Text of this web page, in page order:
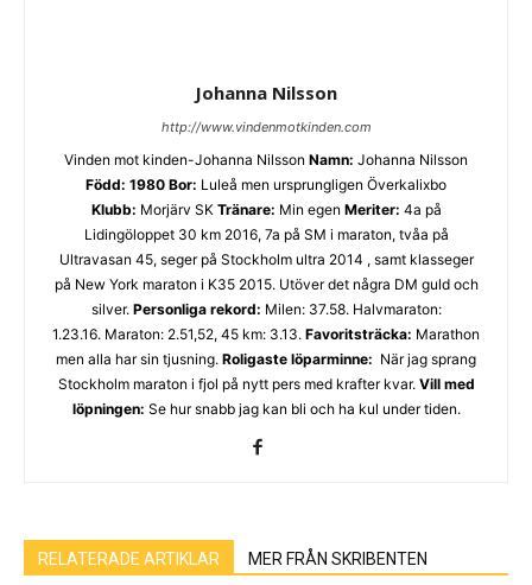
Johanna Nilsson
http://www.vindenmotkinden.com
Vinden mot kinden-Johanna Nilsson Namn: Johanna Nilsson
Född: 1980 Bor: Luleå men ursprungligen Överkalixbo
Klubb: Morjärv SK Tränare: Min egen Meriter: 4a på
Lidingöloppet 30 km 2016, 7a på SM i maraton, tvåa på
Ultravasan 45, seger på Stockholm ultra 2014 , samt klasseger
på New York maraton i K35 2015. Utöver det några DM guld och
silver. Personliga rekord: Milen: 37.58. Halvmaraton:
1.23.16. Maraton: 2.51,52, 45 km: 3.13. Favoritsträcka: Marathon
men alla har sin tjusning. Roligaste löparminne: När jag sprang
Stockholm maraton i fjol på nytt pers med krafter kvar. Vill med
löpningen: Se hur snabb jag kan bli och ha kul under tiden.
RELATERADE ARTIKLAR MER FRÅN SKRIBENTEN